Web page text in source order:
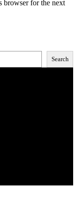
browser for the next
Search